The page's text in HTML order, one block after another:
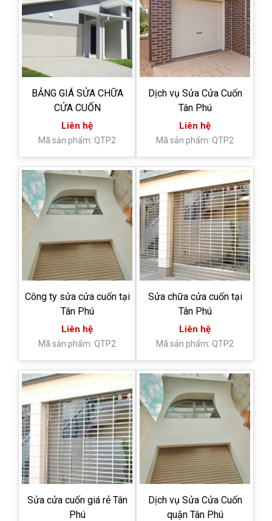
BẢNG GIÁ SỬA CHỮA
CỬA CUỐN
Liên hệ
Mã sản phẩm: QTP2
Dịch vụ Sửa Cửa Cuốn
Tân Phú
Liên hệ
Mã sản phẩm: QTP2
Công ty sửa cửa cuốn tại
Tân Phú
Liên hệ
Mã sản phẩm: QTP2
Sửa chữa cửa cuốn tại
Tân Phú
Liên hệ
Mã sản phẩm: QTP2
Sửa cửa cuốn giá rẻ Tân
Phú
Dịch vụ Sửa Cửa Cuốn
quận Tân Phú